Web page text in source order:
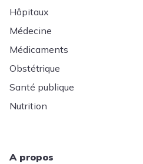
Hôpitaux
Médecine
Médicaments
Obstétrique
Santé publique
Nutrition
A propos